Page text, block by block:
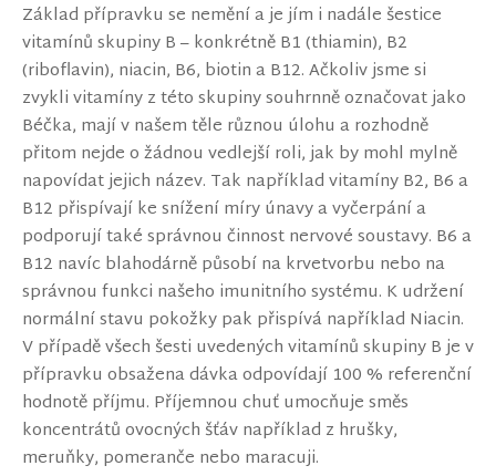
Základ přípravku se nemění a je jím i nadále šestice
vitamínů skupiny B – konkrétně B1 (thiamin), B2
(riboflavin), niacin, B6, biotin a B12. Ačkoliv jsme si
zvykli vitamíny z této skupiny souhrnně označovat jako
Béčka, mají v našem těle různou úlohu a rozhodně
přitom nejde o žádnou vedlejší roli, jak by mohl mylně
napovídat jejich název. Tak například vitamíny B2, B6 a
B12 přispívají ke snížení míry únavy a vyčerpání a
podporují také správnou činnost nervové soustavy. B6 a
B12 navíc blahodárně působí na krvetvorbu nebo na
správnou funkci našeho imunitního systému. K udržení
normální stavu pokožky pak přispívá například Niacin.
V případě všech šesti uvedených vitamínů skupiny B je v
přípravku obsažena dávka odpovídají 100 % referenční
hodnotě příjmu. Příjemnou chuť umocňuje směs
koncentrátů ovocných šťáv například z hrušky,
meruňky, pomeranče nebo maracuji.